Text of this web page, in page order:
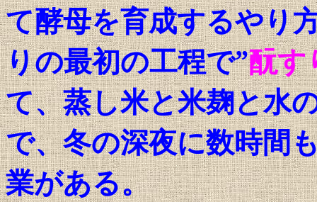
て酵母を育成するやり
りの最初の工程で”酛す
て、蒸し米と米麹と水
で、冬の深夜に数時間
業がある。